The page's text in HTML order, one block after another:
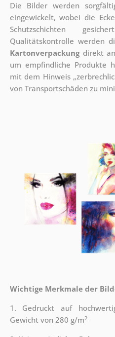
Die Bilder werden
eingewickelt, wobei die
Schutzschichten
Qualitätskontrolle werden
Kartonverpackungdirekt an
um empfindliche Produkte
mit dem Hinweis
von Transportschäden zu
Wichtige Merkmale der
1. Gedruckt auf
Gewicht von 280 g/m2